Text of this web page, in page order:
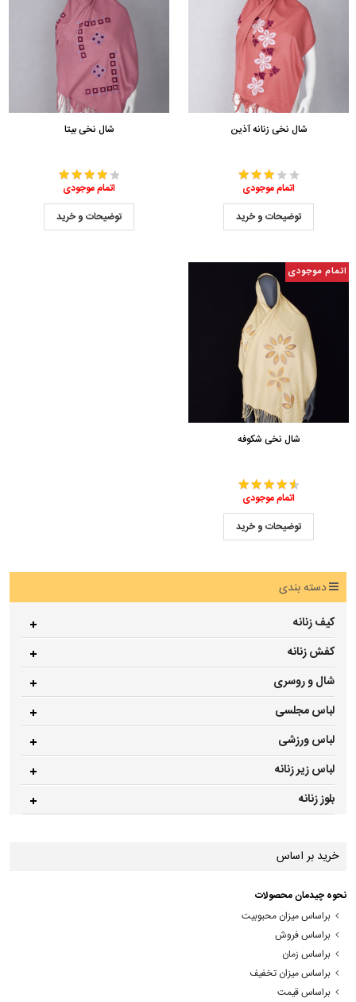
شال نخی زنانه آذین
اتمام موجودی
توضیحات و خرید
شال نخی بیتا
اتمام موجودی
توضیحات و خرید
اتمام موجودی
شال نخی شکوفه
اتمام موجودی
توضیحات و خرید
دسته بندی
کیف زنانه
کفش زنانه
شال و روسری
لباس مجلسی
لباس ورزشی
لباس زیر زنانه
بلوز زنانه
خرید بر اساس
نحوه چیدمان محصولات
براساس میزان محبوبیت
براساس فروش
براساس زمان
براساس میزان تخفیف
براساس قیمت